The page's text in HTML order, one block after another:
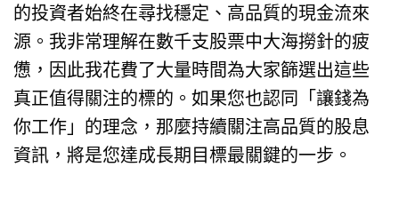
的投資者始終在尋找穩定、高品質的現金流來
源。我非常理解在數千支股票中大海撈針的疲
憊，因此我花費了大量時間為大家篩選出這些
真正值得關注的標的。如果您也認同「讓錢為
你工作」的理念，那麼持續關注高品質的股息
資訊，將是您達成長期目標最關鍵的一步。